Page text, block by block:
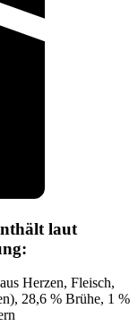
laut
Herzen, Fleisch,
28,6 % Brühe, 1 %